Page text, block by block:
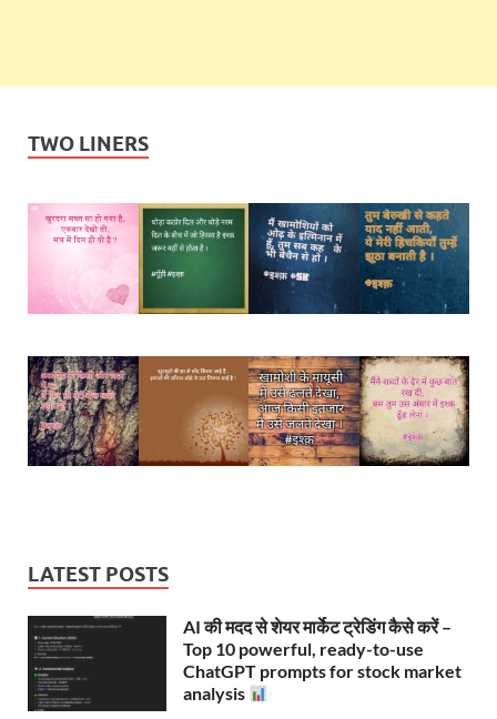
TWO LINERS
LATEST POSTS
AI की मदद से शेयर मार्केट ट्रेडिंग कैसे करें –
Top 10 powerful, ready-to-use
ChatGPT prompts for stock market
analysis